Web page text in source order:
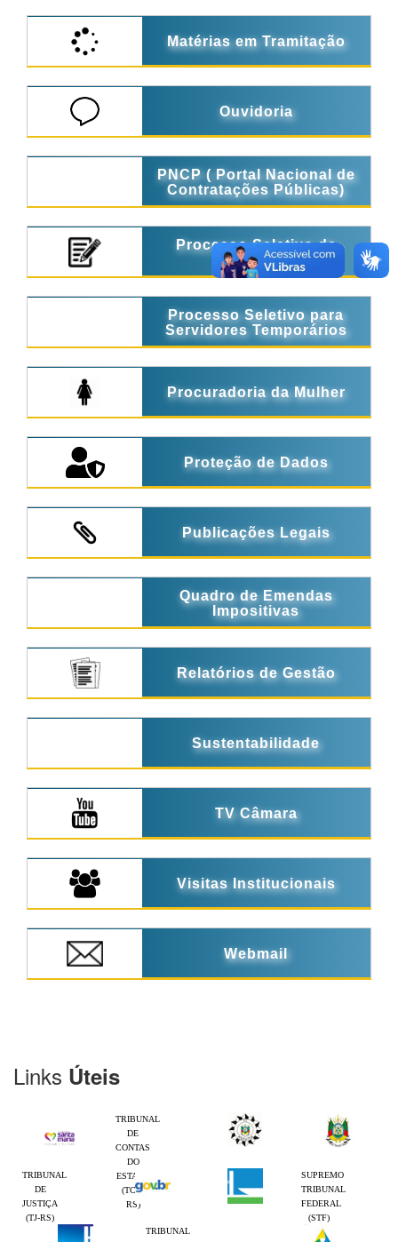
Matérias em Tramitação
Ouvidoria
PNCP ( Portal Nacional de
Contratações Públicas)
Processo Seletivo de
Estágio
Processo Seletivo para
Servidores Temporários
Procuradoria da Mulher
Proteção de Dados
Publicações Legais
Quadro de Emendas
Impositivas
Relatórios de Gestão
Sustentabilidade
TV Câmara
Visitas Institucionais
Webmail
Links Úteis
TRIBUNAL
DE
CONTAS
DO
ESTADO
(TCE-
RS)
TRIBUNAL
DE
JUSTIÇA
(TJ-RS)
SUPREMO
TRIBUNAL
FEDERAL
(STF)
TRIBUNAL